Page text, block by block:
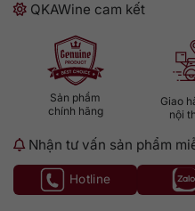
QKAWine cam kết
Sản phẩm
chính hãng
Giao
nội
Nhận tư vấn sản phẩm
Hotline